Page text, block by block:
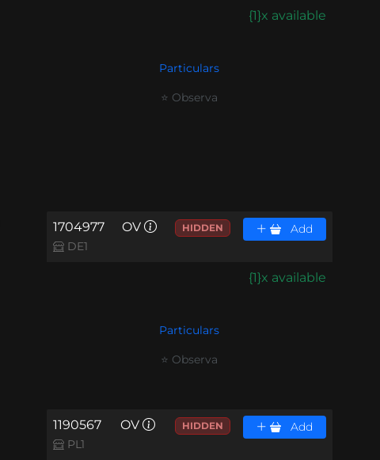
{1}x available
Particulars
⭐ Observa
1704977
DE1
OV HIDDEN Add
{1}x available
Particulars
⭐ Observa
1190567
PL1
OV HIDDEN Add